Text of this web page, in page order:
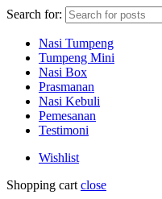
Search for:
Nasi Tumpeng
Tumpeng Mini
Nasi Box
Prasmanan
Nasi Kebuli
Pemesanan
Testimoni
Wishlist
Shopping cart close